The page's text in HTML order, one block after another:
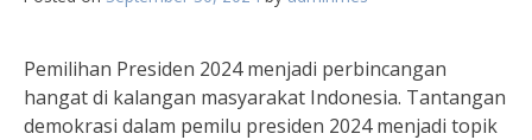
Pemilihan Presiden 2024 menjadi perbincangan
hangat di kalangan masyarakat Indonesia. Tantangan
demokrasi dalam pemilu presiden 2024 menjadi topik